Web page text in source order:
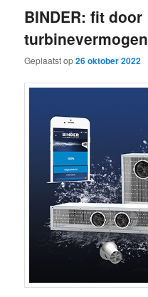
BINDER: fit door
turbinevermogen
Geplaatst op26 oktober 2022